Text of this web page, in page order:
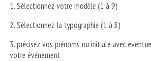
1. Sélectionnez votre modèle (1 à 9)
2. Sélectionnez la typographie (1 à 8)
3. précisez vos prénoms ou initiale avec
votre événement